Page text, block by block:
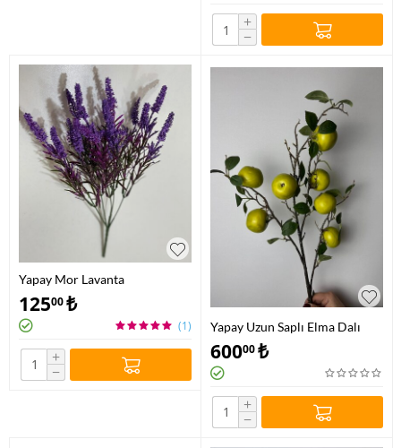
+
−
Yapay Mor Lavanta
12500₺
(1)
+
−
Yapay Uzun Saplı Elma Dalı
60000₺
+
−